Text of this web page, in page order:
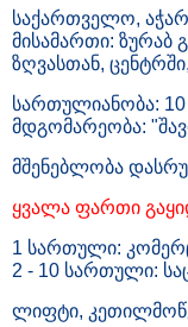
საქართველო,
მისამართი: ზურაბ
ზღვასთან,
სართულიანობა: 10
მდგომარეობა:
მშენებლობა
ყვალა ფართი
1 სართული:
2 - 10 სართული:
ლიფტი,